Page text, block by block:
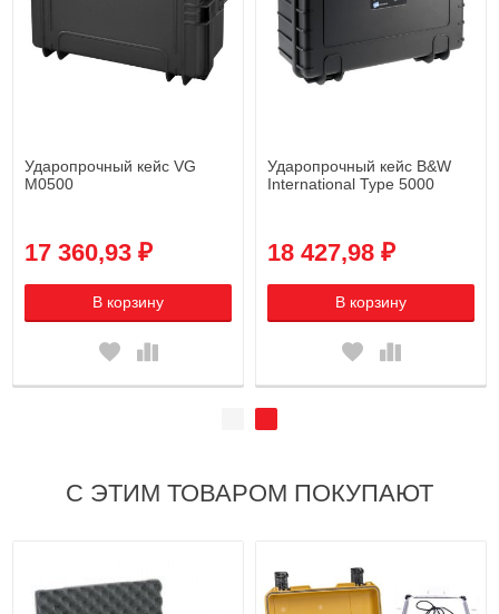
Ударопрочный кейс VG
M0500
17 360,93 ₽
В корзину
Ударопрочный кейс B&W
International Type 5000
18 427,98 ₽
В корзину
С ЭТИМ ТОВАРОМ ПОКУПАЮТ